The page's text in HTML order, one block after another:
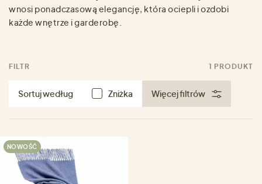
wnosi ponadczasową elegancję, która ociepli i ozdobi
każde wnętrze i garderobę.
FILTR 1 PRODUKT
Sortuj według Zniżka Więcej filtrów
NOWOŚĆ